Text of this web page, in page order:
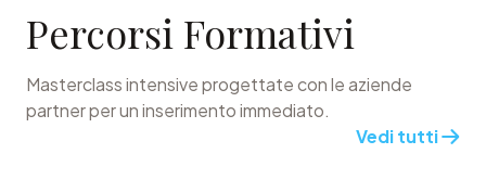
Percorsi Formativi
Masterclass intensive progettate con le aziende
partner per un inserimento immediato.
Vedi tutti